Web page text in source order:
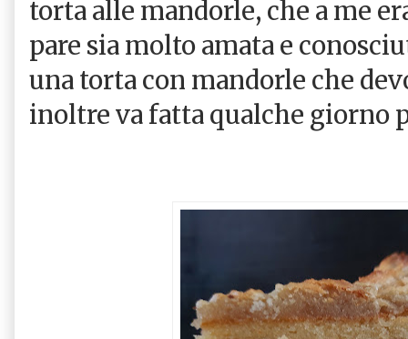
torta alle mandorle, che a me
pare sia molto amata e
una torta con mandorle che
inoltre va fatta qualche giorno